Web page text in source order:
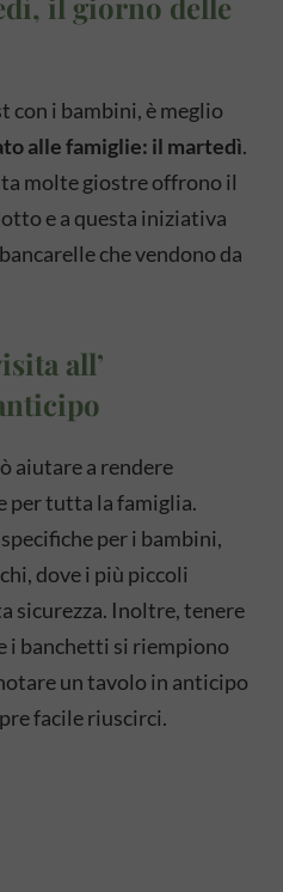
il giorno delle
con i bambini, è meglio
alle famiglie: il martedì.
molte giostre offrono il
e a questa iniziativa
che vendono da
all’
aiutare a rendere
per tutta la famiglia.
per i bambini,
dove i più piccoli
sicurezza. Inoltre, tenere
i banchetti si riempiono
un tavolo in anticipo
facile riuscirci.